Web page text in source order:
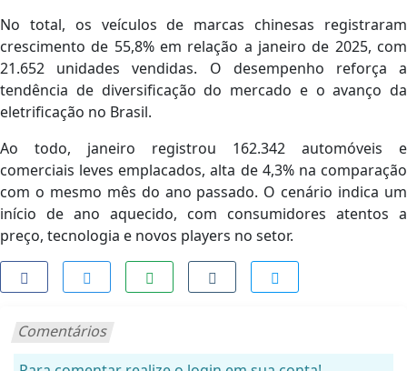
No total, os veículos de marcas chinesas registraram
crescimento de 55,8% em relação a janeiro de 2025, com
21.652 unidades vendidas. O desempenho reforça a
tendência de diversificação do mercado e o avanço da
eletrificação no Brasil.
Ao todo, janeiro registrou 162.342 automóveis e
comerciais leves emplacados, alta de 4,3% na comparação
com o mesmo mês do ano passado. O cenário indica um
início de ano aquecido, com consumidores atentos a
preço, tecnologia e novos players no setor.
Comentários